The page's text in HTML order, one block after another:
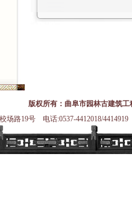
版权所有：曲阜市园林古建筑
场路19号 电话:0537-4412018/